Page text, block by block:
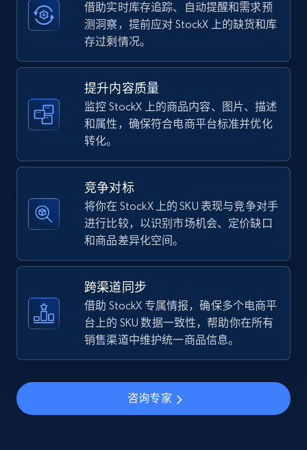
TikTok Shop - category
URL, Title, Available, Description, Currency, Initial
667+
TikTok Shop - Collect TikTok shop products
URL, Title, Available, Description, Currency, Initial
price, Final price, Discount percent, and more.
TikTok Shop - discover records by shop url
URL, Title, Available, Description, Currency, Initial
667+
借助实时库存追踪、自动提醒和需求预
测洞察，提前应对 StockX 上的缺货和库
存过剩情况。
提升内容质量
监控 StockX 上的商品内容、图片、描述
和属性，确保符合电商平台标准并优化
转化。
竞争对标
将你在 StockX 上的 SKU 表现与竞争对手
进行比较，以识别市场机会、定价缺口
和商品差异化空间。
跨渠道同步
借助 StockX 专属情报，确保多个电商平
台上的 SKU 数据一致性，帮助你在所有
销售渠道中维护统一商品信息。
咨询专家